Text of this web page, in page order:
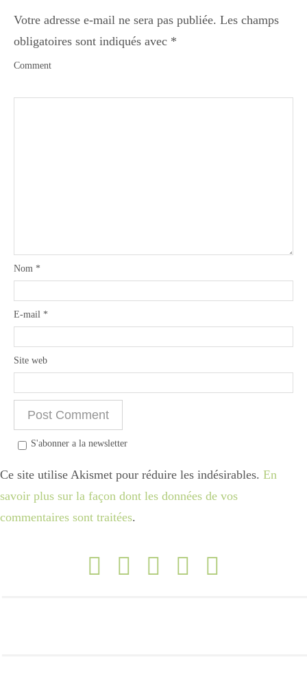
Dessert
Tuto
apéro
Votre adresse e-mail ne sera pas publiée. Les champs
obligatoires sont indiqués avec *
Comment
Nom *
E-mail *
Site web
S'abonner a la newsletter
Ce site utilise Akismet pour réduire les indésirables. En
savoir plus sur la façon dont les données de vos
commentaires sont traitées.